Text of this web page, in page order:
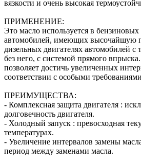
вязкости и очень высокая
ПРИМЕНЕНИЕ:
Это масло используется в бензиновых
автомобилей, имеющих высочайшую
дизельных двигателях автомобилей с
без него, с системой прямого
позволяет достичь увеличенных
соответствии с особыми
ПРЕИМУЩЕСТВА:
- Комплексная защита двигателя :
долговечность двигателя.
- Холодный запуск : превосходная
температурах.
- Увеличение интервалов замены
период между заменами масла.